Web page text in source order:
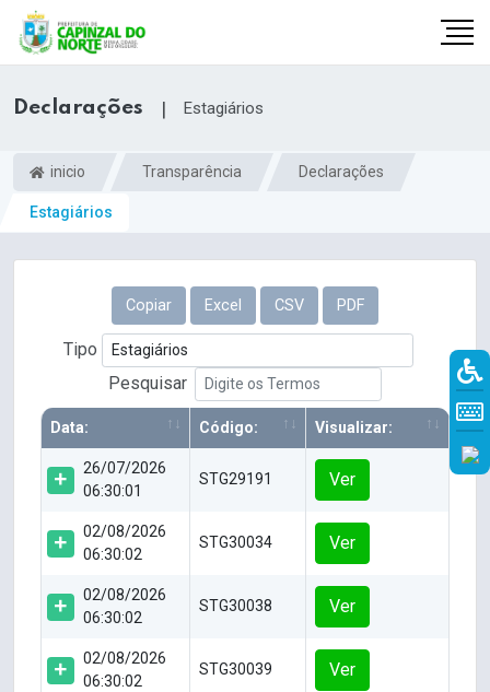
Declarações | Estagiários
inicio Transparência Declarações
Estagiários
Copiar Excel CSV PDF
Tipo
Pesquisar
Data: Código: Visualizar:
26/07/2026
06:30:01
STG29191 Ver
02/08/2026
06:30:02
STG30034 Ver
02/08/2026
06:30:02
STG30038 Ver
02/08/2026
06:30:02
STG30039 Ver